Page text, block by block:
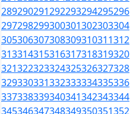
289290291292293294295296
297298299300301302303304
305306307308309310311312
313314315316317318319320
321322323324325326327328
329330331332333334335336
337338339340341342343344
345346347348349350351352